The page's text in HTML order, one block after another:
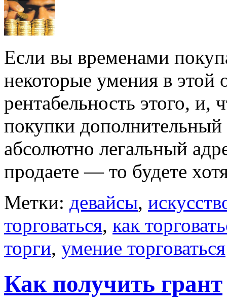
Если вы временами
некоторые умения в этой
рентабельность этого, и,
покупки
абсолютно легальный
продаете ― то будете
Метки: девайсы,
торговаться, как
торги, умение торговаться
Как получить грант